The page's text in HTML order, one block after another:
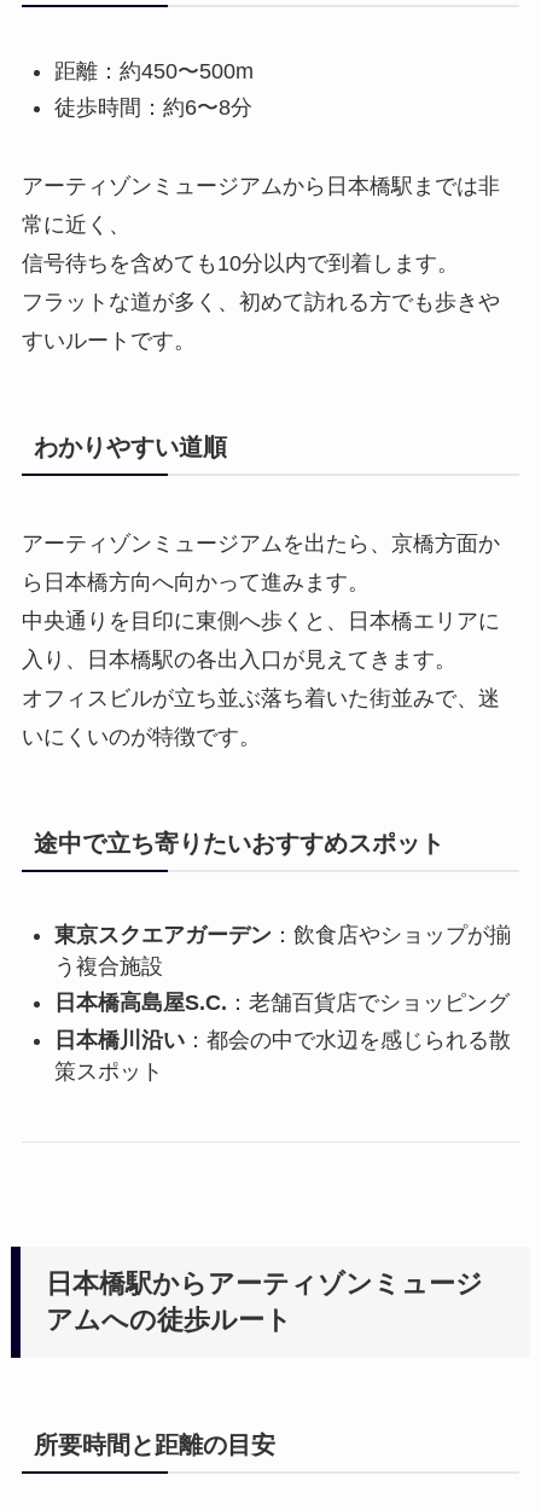
距離：約450〜500m
徒歩時間：約6〜8分
アーティゾンミュージアムから日本橋駅までは非
常に近く、
信号待ちを含めても10分以内で到着します。
フラットな道が多く、初めて訪れる方でも歩きや
すいルートです。
わかりやすい道順
アーティゾンミュージアムを出たら、京橋方面か
ら日本橋方向へ向かって進みます。
中央通りを目印に東側へ歩くと、日本橋エリアに
入り、日本橋駅の各出入口が見えてきます。
オフィスビルが立ち並ぶ落ち着いた街並みで、迷
いにくいのが特徴です。
途中で立ち寄りたいおすすめスポット
東京スクエアガーデン：飲食店やショップが揃
う複合施設
日本橋高島屋S.C. ：老舗百貨店でショッピング
日本橋川沿い：都会の中で水辺を感じられる散
策スポット
日本橋駅からアーティゾンミュージ
アムへの徒歩ルート
所要時間と距離の目安